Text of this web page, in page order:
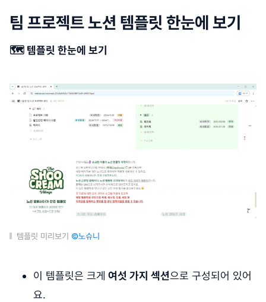
팀 프로젝트 노션 템플릿 한눈에 보기
🗺️ 템플릿 한눈에 보기
템플릿 미리보기 ©노슈니
이 템플릿은 크게 여섯 가지 섹션으로 구성되어 있어
요.